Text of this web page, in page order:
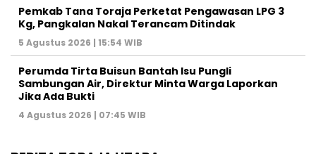
Pemkab Tana Toraja Perketat Pengawasan LPG 3
Kg, Pangkalan Nakal Terancam Ditindak
5 Agustus 2026 | 15:54 WIB
Perumda Tirta Buisun Bantah Isu Pungli
Sambungan Air, Direktur Minta Warga Laporkan
Jika Ada Bukti
4 Agustus 2026 | 07:45 WIB